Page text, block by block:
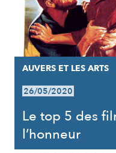
AUVERS ET LES ARTS
26/05/2020
Le top 5 des
l’honneur